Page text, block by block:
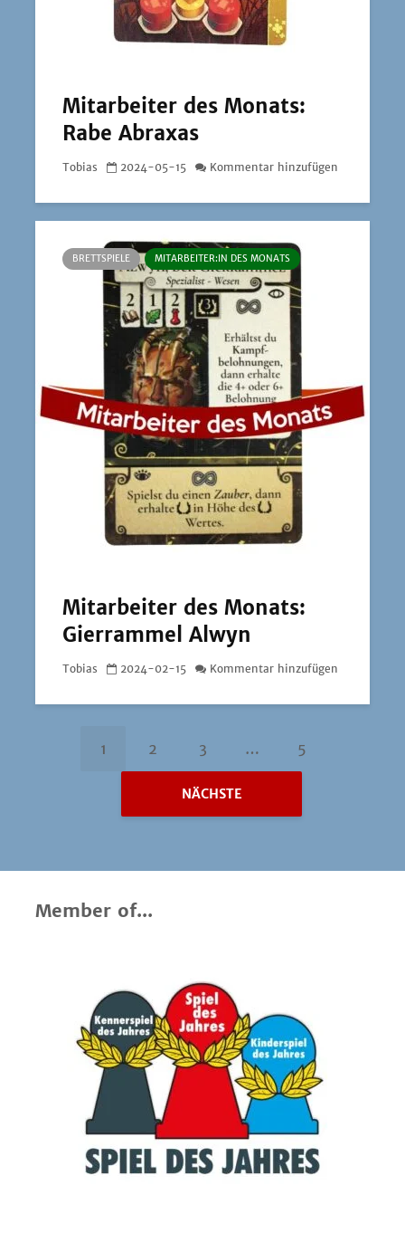
Mitarbeiter des Monats:
Rabe Abraxas
Tobias 2024-05-15 Kommentar hinzufügen
BRETTSPIELE MITARBEITER:IN DES MONATS
Mitarbeiter des Monats:
Gierrammel Alwyn
Tobias 2024-02-15 Kommentar hinzufügen
1 2 3 … 5
NÄCHSTE
Member of...